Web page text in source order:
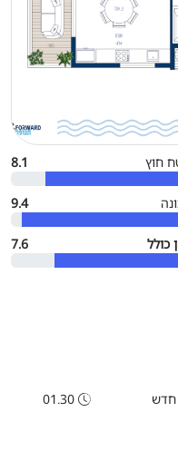
חוץ 8.1
9.4
כולל 7.6
חדש